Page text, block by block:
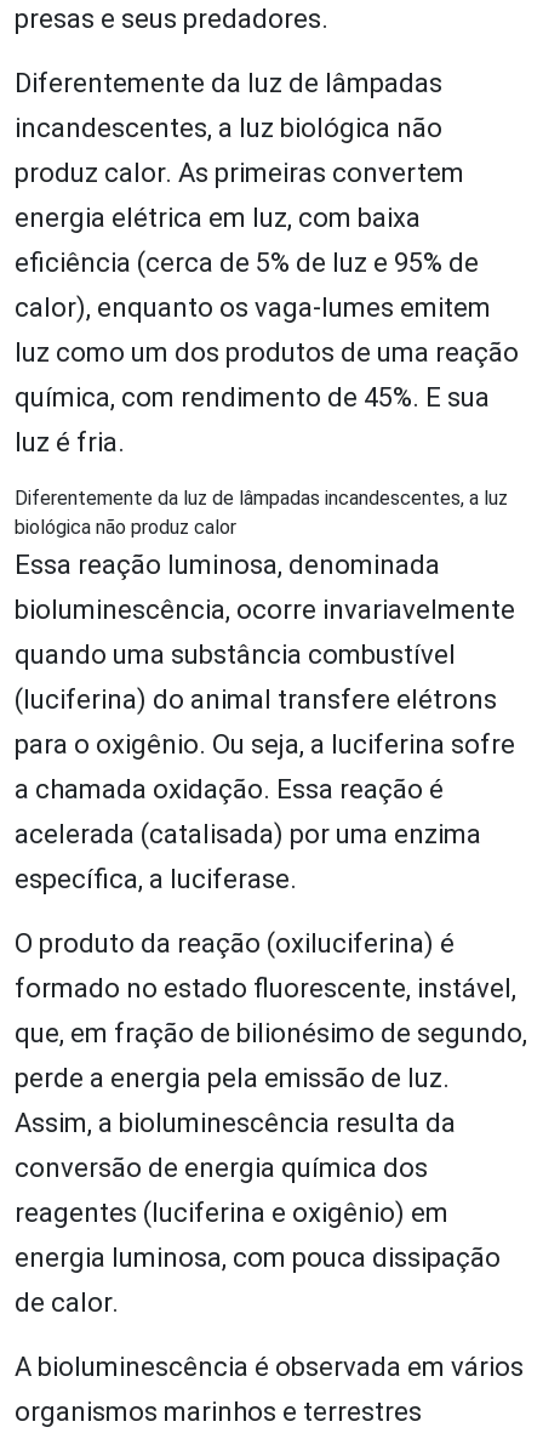
presas e seus predadores.
Diferentemente da luz de lâmpadas
incandescentes, a luz biológica não
produz calor. As primeiras convertem
energia elétrica em luz, com baixa
eficiência (cerca de 5% de luz e 95% de
calor), enquanto os vaga-lumes emitem
luz como um dos produtos de uma reação
química, com rendimento de 45%. E sua
luz é fria.
Diferentemente da luz de lâmpadas incandescentes, a luz
biológica não produz calor
Essa reação luminosa, denominada
bioluminescência, ocorre invariavelmente
quando uma substância combustível
(luciferina) do animal transfere elétrons
para o oxigênio. Ou seja, a luciferina sofre
a chamada oxidação. Essa reação é
acelerada (catalisada) por uma enzima
específica, a luciferase.
O produto da reação (oxiluciferina) é
formado no estado fluorescente, instável,
que, em fração de bilionésimo de segundo,
perde a energia pela emissão de luz.
Assim, a bioluminescência resulta da
conversão de energia química dos
reagentes (luciferina e oxigênio) em
energia luminosa, com pouca dissipação
de calor.
A bioluminescência é observada em vários
organismos marinhos e terrestres